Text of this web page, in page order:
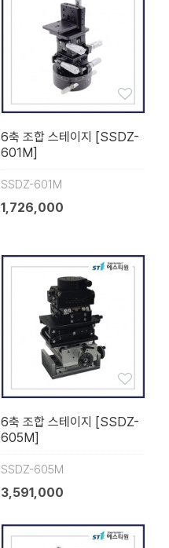
6축 조합 스테이지 [SSDZ-
601M]
SSDZ-601M
1,726,000
6축 조합 스테이지 [SSDZ-
605M]
SSDZ-605M
3,591,000